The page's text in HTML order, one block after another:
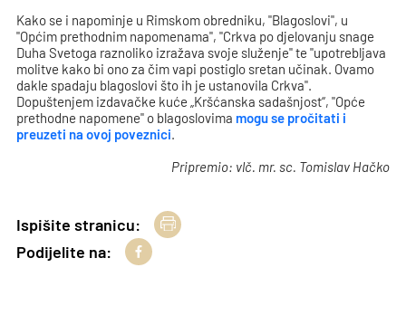
Kako se i napominje u Rimskom obredniku, "Blagoslovi", u
"Općim prethodnim napomenama", "Crkva po djelovanju snage
Duha Svetoga raznoliko izražava svoje služenje" te "upotrebljava
molitve kako bi ono za čim vapi postiglo sretan učinak. Ovamo
dakle spadaju blagoslovi što ih je ustanovila Crkva".
Dopuštenjem izdavačke kuće „Kršćanska sadašnjost“, "Opće
prethodne napomene" o blagoslovima mogu se pročitati i
preuzeti na ovoj poveznici.
Pripremio: vlč. mr. sc. Tomislav Hačko
Ispišite stranicu:
Podijelite na: